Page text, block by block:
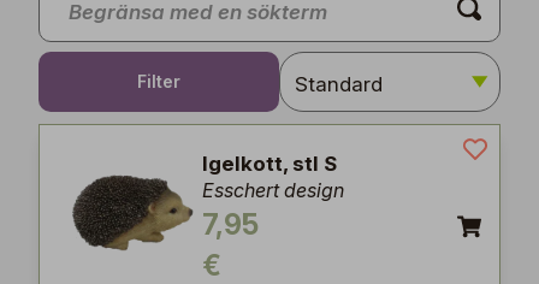
Filter
Igelkott, stl S
Esschert design
7,95
€